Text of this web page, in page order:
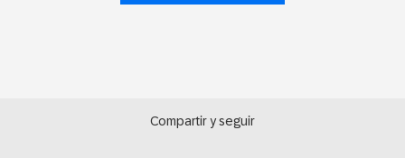
Compartir y seguir